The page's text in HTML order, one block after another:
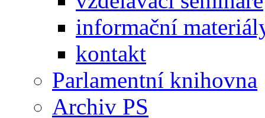
informační
kontakt
Parlamentní knihovna
Archiv PS